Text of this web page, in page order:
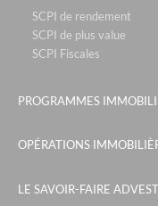
SCPI de rendement
SCPI de plus value
SCPI Fiscales
PROGRAMMES
OPÉRATIONS
LE SAVOIR-FAIRE